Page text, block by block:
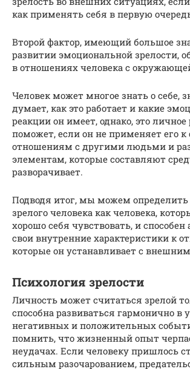
как применять себя в первую
Второй фактор, имеющий большое
развитии эмоциональной зрелости,
в отношениях человека с
Человек может многое знать о себе,
думает, как это работает и какие
реакции он имеет, однако, это личное
поможет, если он не применяет его к
отношениям с другими людьми и
элементам, которые составляют
разворачивает.
Подводя итог, мы можем
зрелого человека как человека,
хорошо себя чувствовать, и способен
свои внутренние характеристики к
которые он устанавливает с
Психология зрелости
Личность может считаться зрелой
способна развиваться гармонично в
негативных и положительных
помнить, что жизненный опыт
неудачах. Если человеку пришлось
сильным разочарованием,